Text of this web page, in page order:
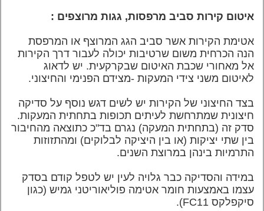
איטום קירות סביב מרפסות, גגות מרוצפים :
אטימת הקירות אשר סביב הגג המרוצף או המרפסת
הנה הכרחית משום שרטיבות יכולה לעבור דרך הקירות
אל מאחורי שכבת האיטום שבקרקעית. יש לדאוג
לאיטום משני צידי המעקות -מצידם הפנימי והחיצוני.
בצד החיצוני של הקירות יש לשים דגש נוסף על סדיקה
חיצונית שמתרחשת לעיתים תכופות בתחתית המעקות.
סדק זה (בתחתית המעקה) נגרם בד"כ כתוצאה מהחיבור
בין שתי יציקות (או בין היציקה לבלוקים) ומהתזוזות
התרמיות בינהן במרוצת השנים.
במידה והסדיקה כבר גלויה לעין יש לטפל קודם בסדק
עצמו באמצעות חומר אטימה פוליאוריטני גמיש (כגון
סיקפלקס 11
FC
).